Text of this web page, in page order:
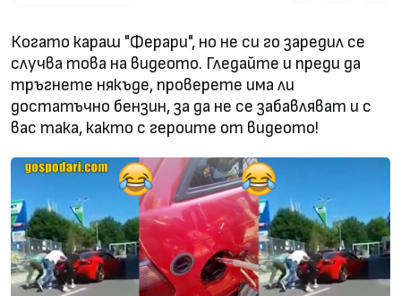
Когато караш "Ферари", но не си го заредил се
случва това на видеото. Гледайте и преди да
тръгнете някъде, проверете има ли
достатъчно бензин, за да не се забавляват и с
вас така, както с героите от видеото!